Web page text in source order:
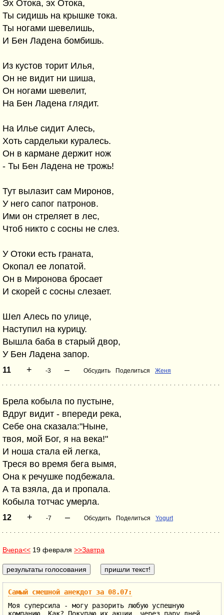
Эх Отока, эх Отока,
Ты сидишь на крышке тока.
Ты ногами шевелишь,
И Бен Ладена бомбишь.
Из кустов торит Илья,
Он не видит ни шиша,
Он ногами шевелит,
На Бен Ладена глядит.
На Илье сидит Алесь,
Хоть сардельки куралесь.
Он в кармане держит нож
- Ты Бен Ладена не трожь!
Тут вылазит сам Миронов,
У него сапог патронов.
Ими он стреляет в лес,
Чтоб никто с сосны не слез.
У Отоки есть граната,
Окопал ее лопатой.
Он в Миронова бросает
И скорей с сосны слезает.
Шел Алесь по улице,
Наступил на курицу.
Вышла баба в старый двор,
У Бен Ладена запор.
11 + -3 – Обсудить Поделиться Женя
Брела кобыла по пустыне,
Вдруг видит - впереди река,
Себе она сказала:"Ныне,
твоя, мой Бог, я на века!"
И ноша стала ей легка,
Треся во время бега вымя,
Она к речушке подбежала.
А та взяла, да и пропала.
Кобыла тотчас умерла.
12 + -7 – Обсудить Поделиться Yogurt
Вчера<< 19 февраля >>Завтра
Самый смешной анекдот за 08.07:
Моя суперсила - могу разорить любую успешную